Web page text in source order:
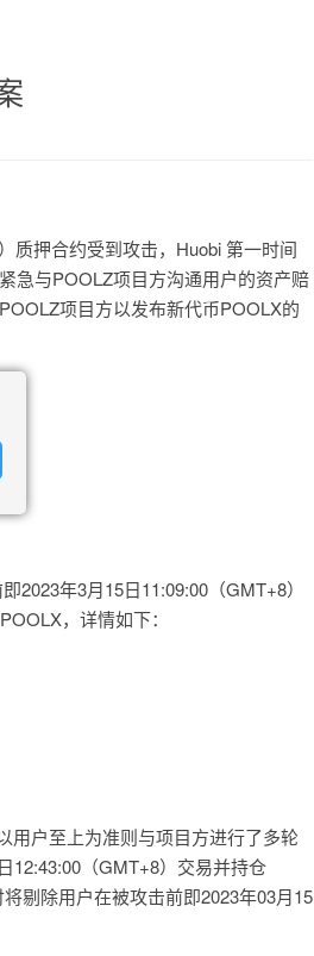
质押合约受到攻击，Huobi 第一时间
急与POOLZ项目方沟通用户的资产赔
项目方以发布新代币POOLX的
2023年3月15日11:09:00（GMT+8）
，详情如下：
用户至上为准则与项目方进行了多轮
12:43:00（GMT+8）交易并持仓
剔除用户在被攻击前即2023年03月15